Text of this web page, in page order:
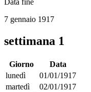
Data fine
7 gennaio 1917
settimana 1
Giorno
Data
lunedì
01/01/1917
martedì
02/01/1917